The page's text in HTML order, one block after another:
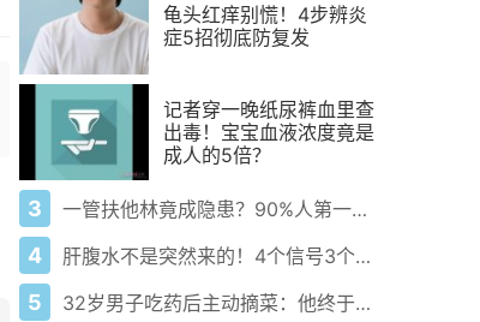
龟头红痒别慌！4步辨炎
症5招彻底防复发
记者穿一晚纸尿裤血里查
出毒！宝宝血液浓度竟是
成人的5倍？
3 一管扶他林竟成隐患？90%人第一步就错了！
4 肝腹水不是突然来的！4个信号3个管理要点别等肚子鼓起来
5 32岁男子吃药后主动摘菜：他终于活过来了？